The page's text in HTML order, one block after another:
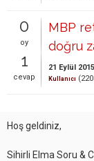
0
oy
1
cevap
MBP
doğru
21 Eylül 2015
Kullanıcı (220
Hoş geldiniz,
Sihirli Elma Soru &